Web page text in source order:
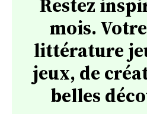
Restez
mois.
littérature
jeux, de
belles